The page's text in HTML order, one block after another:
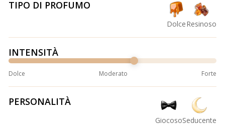
TIPO DI PROFUMO
DolceResinoso
INTENSITÀ
Dolce Moderato Forte
PERSONALITÀ
GiocosoSeducente